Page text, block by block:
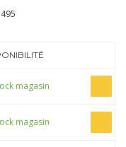
magasin
magasin